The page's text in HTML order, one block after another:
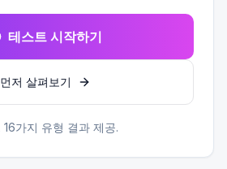
테스트 시작하기
먼저 살펴보기
16가지 유형 결과 제공.